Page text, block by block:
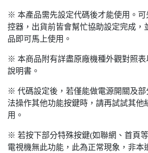
※ 本產品需先設定代碼後才能使用。可
控器，出貨前皆會幫忙協助設定完成，
品即可馬上使用。
※ 本商品附有詳盡原廠機種外觀對照
說明書。
※ 代碼設定後，若僅能做電源開關及部
法操作其他功能按鍵時，請再試試其他
用。
※ 若按下部分特殊按鍵(如聯網、首頁
電視機無此功能，此為正常現象，非本